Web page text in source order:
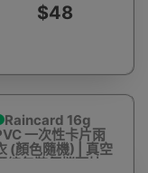
$48
Raincard 16g
一次性卡片雨
(顏色隨機) | 真空
縮包裝便攜雨披